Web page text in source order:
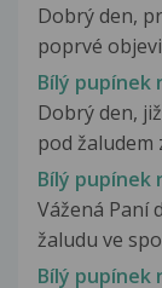
Dobrý den,
poprvé
Bílý pupínek
Dobrý den,
pod žaludem
Bílý pupínek
Vážená Paní
žaludu ve
Bílý pupínek